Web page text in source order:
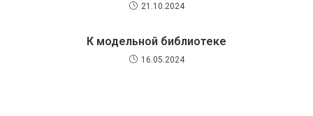
21.10.2024
К модельной библиотеке
16.05.2024